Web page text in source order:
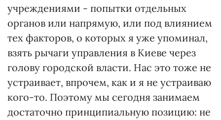
учреждениями - попытки отдельных
органов или напрямую, или под влиянием
тех факторов, о которых я уже упоминал,
взять рычаги управления в Киеве через
голову городской власти. Нас это тоже не
устраивает, впрочем, как и я не устраиваю
кого-то. Поэтому мы сегодня занимаем
достаточно принципиальную позицию: не